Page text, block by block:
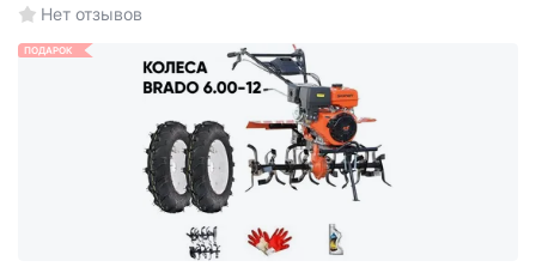
Нет отзывов
ПОДАРОК